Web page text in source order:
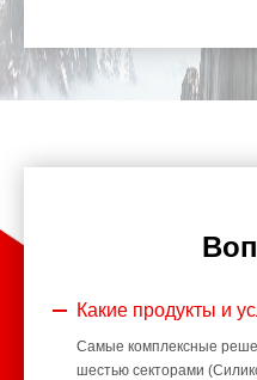
Какие продукты и
Самые комплексные
шестью секторами